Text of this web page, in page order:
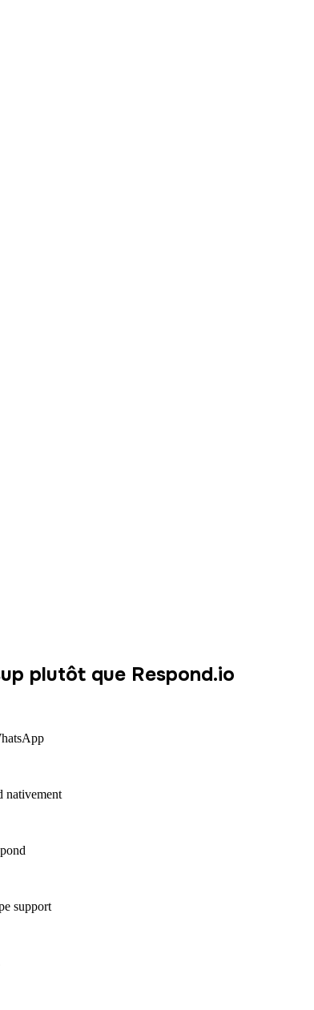
plutôt que Respond.io
nativement
support